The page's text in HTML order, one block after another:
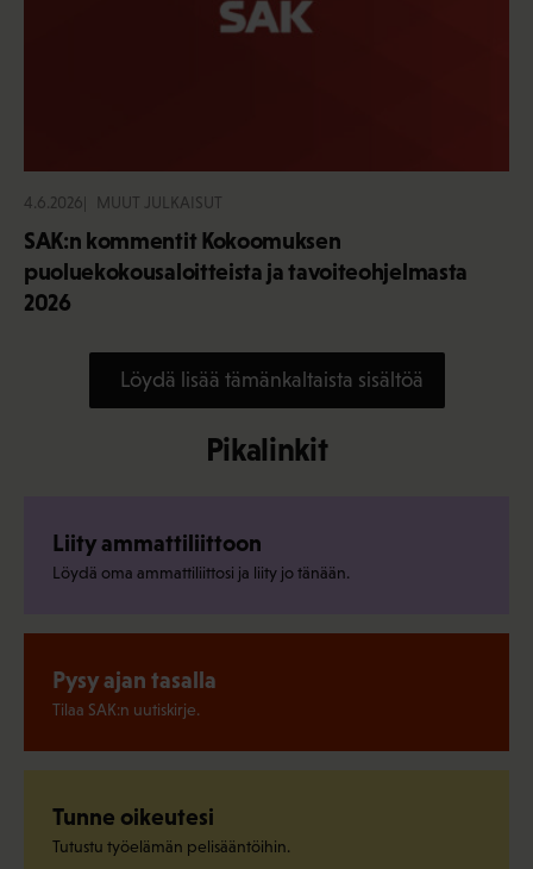
4.6.2026 MUUT JULKAISUT
SAK:n kommentit Kokoomuksen
puoluekokousaloitteista ja tavoiteohjelmasta
2026
Löydä lisää tämänkaltaista sisältöä
Pikalinkit
Liity ammattiliittoon
Löydä oma ammattiliittosi ja liity jo tänään.
Pysy ajan tasalla
Tilaa SAK:n uutiskirje.
Tunne oikeutesi
Tutustu työelämän pelisääntöihin.